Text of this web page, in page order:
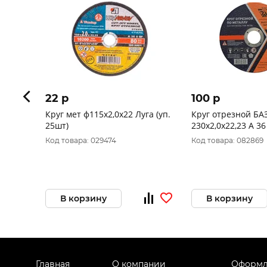
22 p
Круг мет ф115х2,0х22 Луга (уп.
25шт)
Код товара: 029474
В корзину
100 p
Круг отрезной
230х2,0х22,23 А 36
960000166462
Код товара: 082869
В корзину
Главная О компании